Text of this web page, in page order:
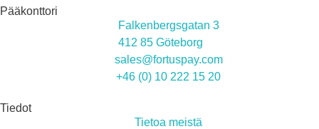
Pääkonttori
Falkenbergsgatan 3
412 85 Göteborg
sales@fortuspay.com
+46 (0) 10 222 15 20
Tiedot
Tietoa meistä